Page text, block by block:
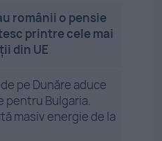
românii o pensie
printre cele mai
din UE
pe Dunăre aduce
pentru Bulgaria.
masiv energie de la